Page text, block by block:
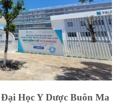
Học Y Dược Buôn Ma